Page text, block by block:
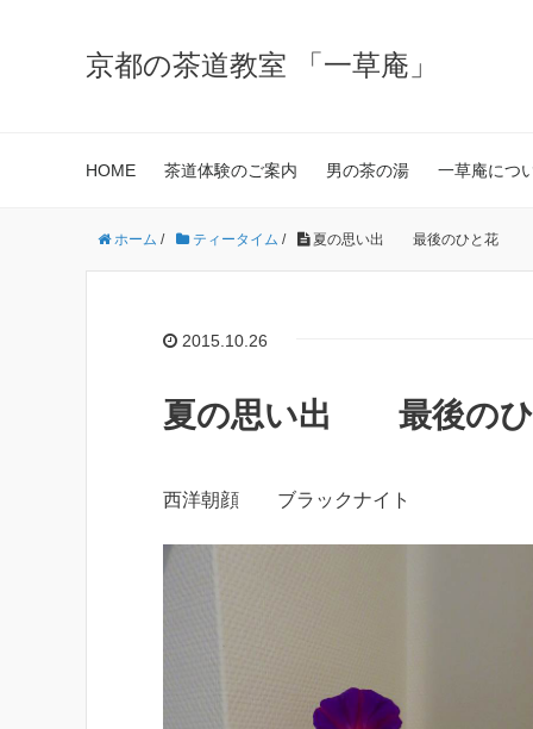
京都の茶道教室 「一草庵」
HOME 茶道体験のご案内 男の茶の湯 一草庵につ
ホーム / ティータイム / 夏の思い出 最後のひと花
2015.10.26
夏の思い出 最後のひ
西洋朝顔 ブラックナイト